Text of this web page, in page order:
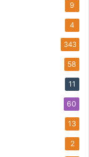
9
4
343
58
11
60
13
2